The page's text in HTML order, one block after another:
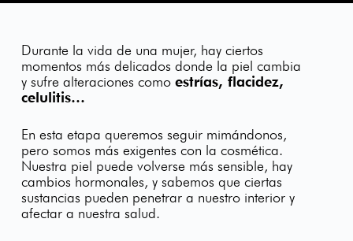
Durante la vida de una mujer, hay ciertos
momentos más delicados donde la piel cambia
y sufre alteraciones como estrías, flacidez,
celulitis…
En esta etapa queremos seguir mimándonos,
pero somos más exigentes con la cosmética.
Nuestra piel puede volverse más sensible, hay
cambios hormonales, y sabemos que ciertas
sustancias pueden penetrar a nuestro interior y
afectar a nuestra salud.